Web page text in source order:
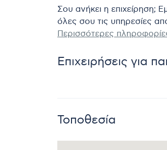
Σου ανήκει η επιχείρηση;
όλες σου τις υπηρεσίες
Περισσότερες
Επιχειρήσεις για
Τοποθεσία